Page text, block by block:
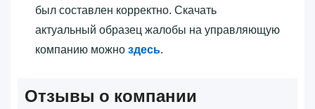
был составлен корректно. Скачать
актуальный образец жалобы на управляющую
компанию можно здесь.
Отзывы о компании